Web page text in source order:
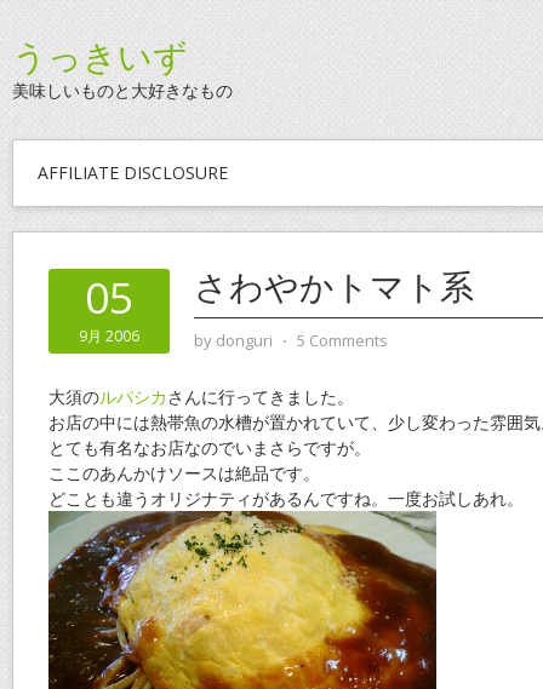
うっきいず
美味しいものと大好きなもの
AFFILIATE DISCLOSURE
05
9月 2006
さわやかトマト系
by donguri ⋅ 5 Comments
大須のルパシカさんに行ってきました。
お店の中には熱帯魚の水槽が置かれていて、少し変わった雰囲
とても有名なお店なのでいまさらですが。
ここのあんかけソースは絶品です。
どことも違うオリジナティがあるんですね。一度お試しあれ。